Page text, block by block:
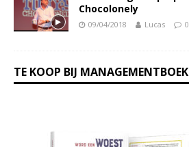
Chocolonely
09/04/2018 Lucas 0
TE KOOP BIJ MANAGEMENTBOEK